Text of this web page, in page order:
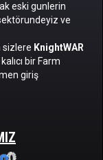
eski gunlerin
ve
sizlere KnightWAR
bir Farm
giriş